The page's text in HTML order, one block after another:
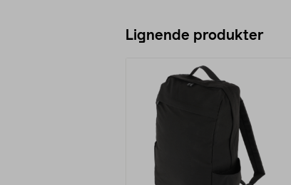
Lignende produkter